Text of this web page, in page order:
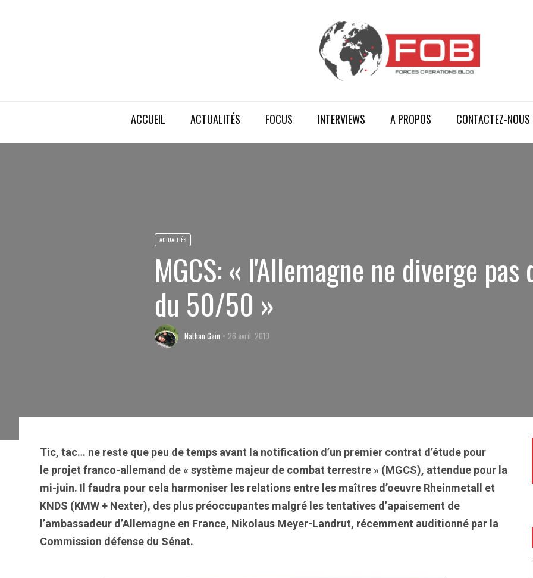
ACCUEIL ACTUALITÉS FOCUS INTERVIEWS A PROPOS CONTACTEZ-NOUS
ACTUALITÉS
MGCS: « l'Allemagne ne diverge pas
du 50/50 »
Nathan Gain 26 avril, 2019
Tic, tac… ne reste que peu de temps avant la notification d’un premier contrat d’étude pour
le projet franco-allemand de « système majeur de combat terrestre » (MGCS), attendue pour la
mi-juin. Il faudra pour cela harmoniser les relations entre les maîtres d’oeuvre Rheinmetall et
KNDS (KMW + Nexter), des plus préoccupantes malgré les tentatives d’apaisement de
l’ambassadeur d’Allemagne en France, Nikolaus Meyer-Landrut, récemment auditionné par la
Commission défense du Sénat.